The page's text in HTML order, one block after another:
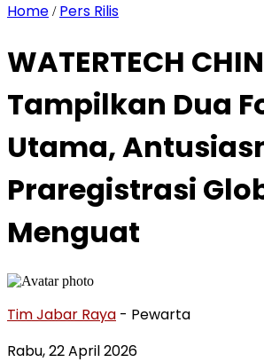
Home / Pers Rilis
WATERTECH
Tampilkan Dua
Utama,
Praregistrasi
Menguat
Tim Jabar Raya - Pewarta
Rabu, 22 April 2026